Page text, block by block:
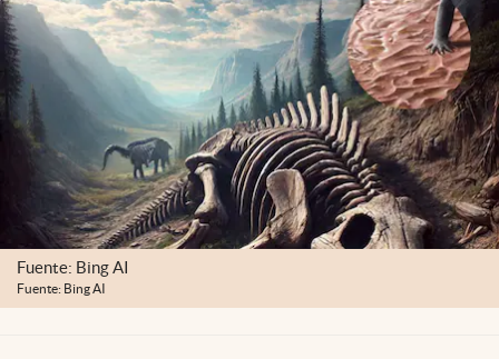
abre en nueva pestaña
México
Fuente: Bing AI
Fuente: Bing AI